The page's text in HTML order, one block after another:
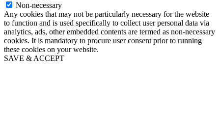
Non-necessary
Any cookies that may not be particularly necessary for the website
to function and is used specifically to collect user personal data via
analytics, ads, other embedded contents are termed as non-necessary
cookies. It is mandatory to procure user consent prior to running
these cookies on your website.
SAVE & ACCEPT